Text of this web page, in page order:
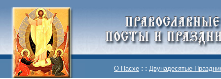
О Пасхе : : Двунадесятые